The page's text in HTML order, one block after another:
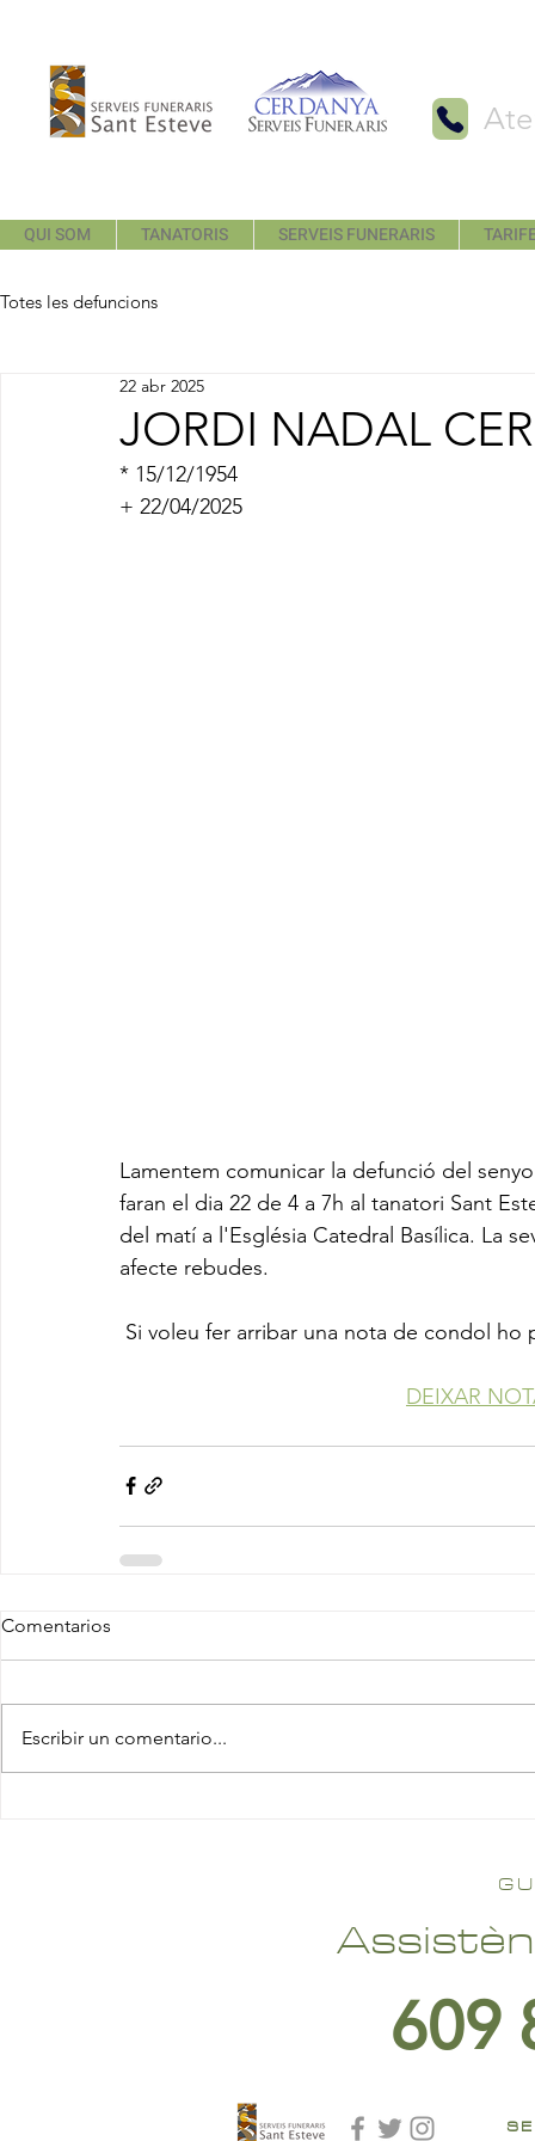
QUI SOM TANATORIS SERVEIS FUNERARIS
Totes les defuncions
JORDI NADAL
22 abr 2025
* 15/12/1954
+ 22/04/2025
Lamentem comunicar la defunció del
faran el dia 22 de 4 a 7h al tanatori Sant
del matí a l'Església Catedral Basílica. La
afecte rebudes.
Si voleu fer arribar una nota de condol
DEIXAR
Comentarios
Escribir un comentario...
609